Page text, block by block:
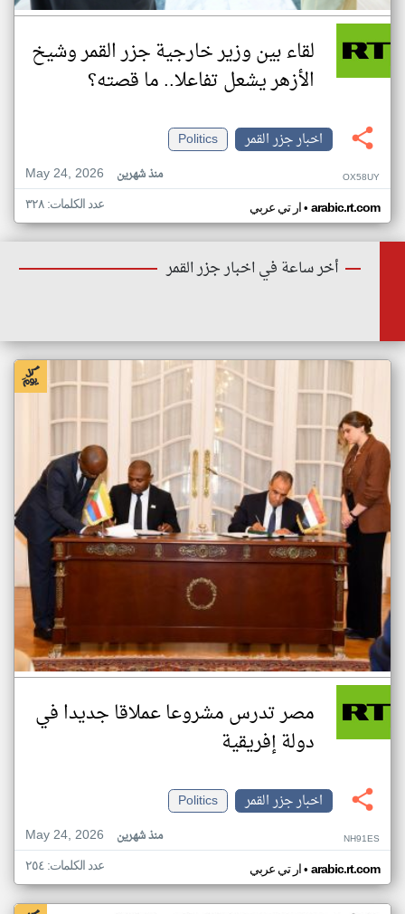
لقاء بين وزير خارجية جزر القمر وشيخ
الأزهر يشعل تفاعلا.. ما قصته؟
اخبار جزر القمر
Politics
May 24, 2026
منذ شهرين OX58UY
ار تي عربي• arabic.rt.com عدد الكلمات: ٣٢٨
أخر ساعة في اخبار جزر القمر
مصر تدرس مشروعا عملاقا جديدا في
دولة إفريقية
اخبار جزر القمر
Politics
May 24, 2026
منذ شهرين NH91ES
ار تي عربي• arabic.rt.com عدد الكلمات: ٢٥٤